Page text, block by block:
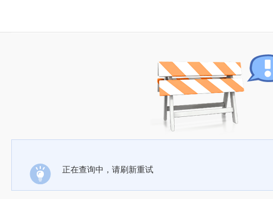
正在查询中，请刷新重试